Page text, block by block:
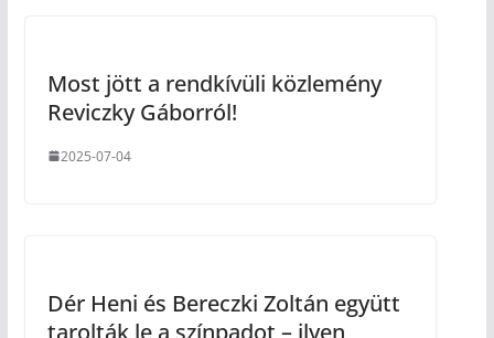
Most jött a rendkívüli közlemény
Reviczky Gáborról!
2025-07-04
Dér Heni és Bereczki Zoltán együtt
tarolták le a színpadot – ilyen